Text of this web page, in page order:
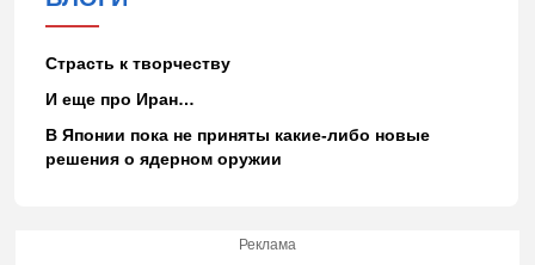
Страсть к творчеству
И еще про Иран…
В Японии пока не приняты какие-либо новые
решения о ядерном оружии
Реклама